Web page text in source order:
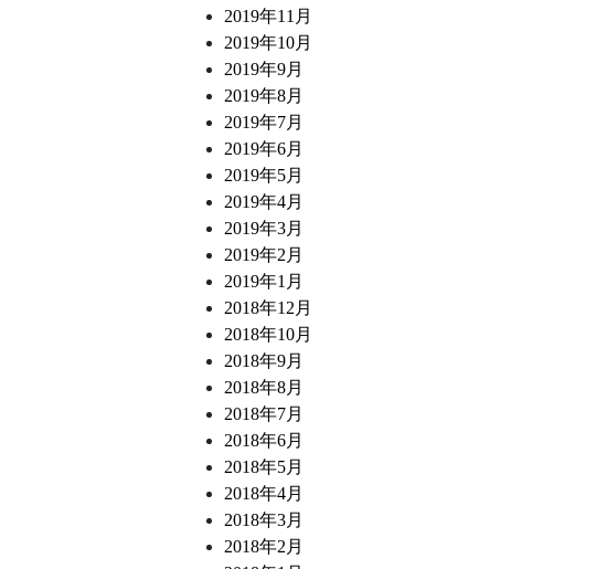
2019年11月
2019年10月
2019年9月
2019年8月
2019年7月
2019年6月
2019年5月
2019年4月
2019年3月
2019年2月
2019年1月
2018年12月
2018年10月
2018年9月
2018年8月
2018年7月
2018年6月
2018年5月
2018年4月
2018年3月
2018年2月